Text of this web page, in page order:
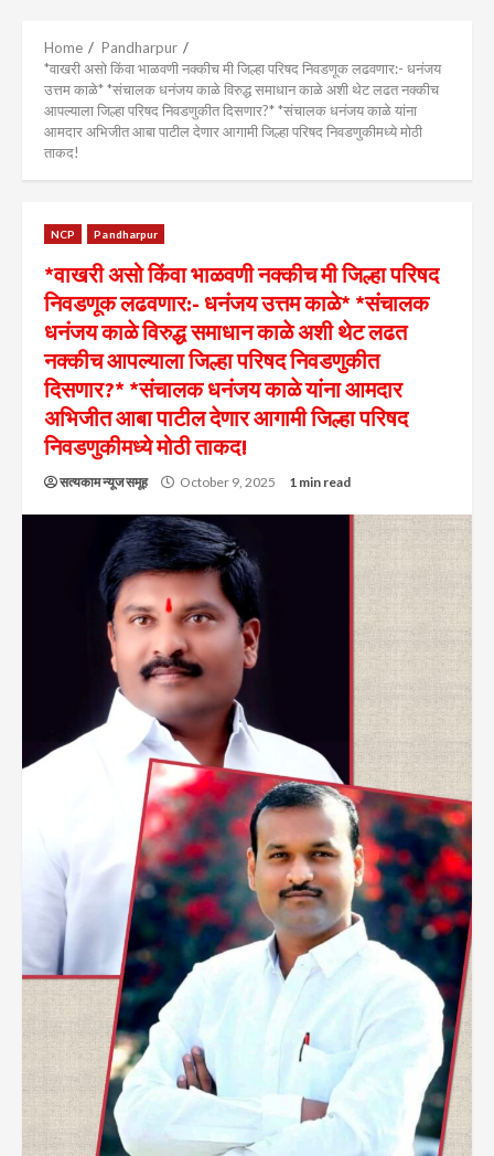
Home
Pandharpur
*वाखरी असो किंवा भाळवणी नक्कीच मी जिल्हा परिषद निवडणूक लढवणार:- धनंजय
उत्तम काळे* *संचालक धनंजय काळे विरुद्ध समाधान काळे अशी थेट लढत नक्कीच
आपल्याला जिल्हा परिषद निवडणुकीत दिसणार?* *संचालक धनंजय काळे यांना
आमदार अभिजीत आबा पाटील देणार आगामी जिल्हा परिषद निवडणुकीमध्ये मोठी
ताकद!
NCP Pandharpur
*वाखरी असो किंवा भाळवणी नक्कीच मी जिल्हा परिषद
निवडणूक लढवणार:- धनंजय उत्तम काळे* *संचालक
धनंजय काळे विरुद्ध समाधान काळे अशी थेट लढत
नक्कीच आपल्याला जिल्हा परिषद निवडणुकीत
दिसणार?* *संचालक धनंजय काळे यांना आमदार
अभिजीत आबा पाटील देणार आगामी जिल्हा परिषद
निवडणुकीमध्ये मोठी ताकद!
सत्यकाम न्यूज समूह October 9, 2025 1 min read